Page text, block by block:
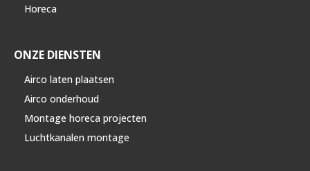
Horeca
ONZE DIENSTEN
Airco laten plaatsen
Airco onderhoud
Montage horeca projecten
Luchtkanalen montage